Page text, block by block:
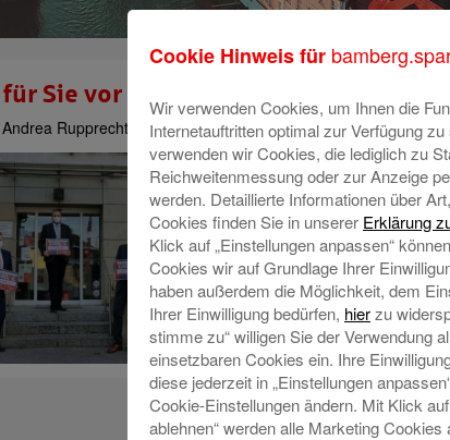
Sie vor Ort: Geschäftsstelle
Andrea Rupprecht am 17. Dezember 2020
Am 7. Dezember 1970 war
Ab diesem Tag hatten die
einen eigenen
Sparkasse für ihre
Die Kontenmenge ist
zu Jahr immer größer
mittlerweile werden fast
Mehr lesen
Cookie Hinweis für
Wir verwenden Cookies, um Ihnen die
Internetauftritten optimal zur Verfügung
verwenden wir Cookies, die lediglich zu
Reichweitenmessung oder zur Anzeige
werden. Detaillierte Informationen über
Cookies finden Sie in unserer Erklärung
Klick auf „Einstellungen anpassen“
Cookies wir auf Grundlage Ihrer
haben außerdem die Möglichkeit, dem
Ihrer Einwilligung bedürfen, hierzu
stimme zu“ willigen Sie der Verwendung
einsetzbaren Cookies ein. Ihre
diese jederzeit in „Einstellungen
Cookie-Einstellungen ändern. Mit Klick
ablehnen“ werden alle Marketing Cookies